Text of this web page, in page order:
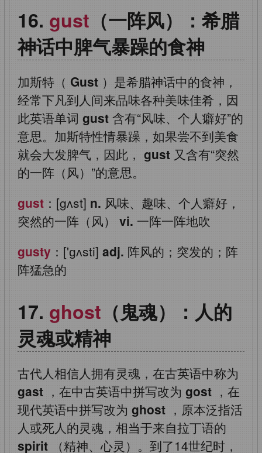
gust （一阵风）：希腊
神话中脾气暴躁的食神
加斯特（ Gust ）是希腊神话中的食神，
经常下凡到人间来品味各种美味佳肴，因
此英语单词 gust 含有“风味、个人癖好”的
意思。加斯特性情暴躁，如果尝不到美食
就会大发脾气，因此， gust 又含有“突然
的一阵（风）”的意思。
gust ：[gʌst] n. 风味、趣味、个人癖好，
突然的一阵（风） vi. 一阵一阵地吹
gusty ：['ɡʌsti] adj. 阵风的；突发的；阵
阵猛急的
ghost （鬼魂）：人的
灵魂或精神
古代人相信人拥有灵魂，在古英语中称为
gast ，在中古英语中拼写改为 gost ，在
现代英语中拼写改为 ghost ，原本泛指活
人或死人的灵魂，相当于来自拉丁语的
spirit （精神、心灵）。到了14世纪时，